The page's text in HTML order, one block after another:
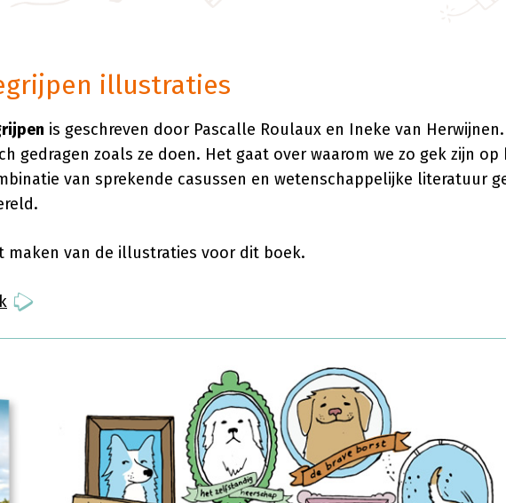
illustraties
is geschreven door Pascalle Roulaux en Ineke van
gedragen zoals ze doen. Het gaat over waarom we zo gek zijn
van sprekende casussen en wetenschappelijke literatuur
maken van de illustraties voor dit boek.